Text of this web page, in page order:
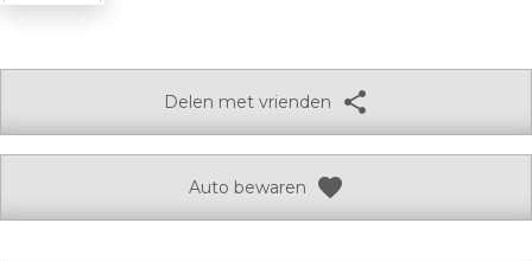
Delen met vrienden share
Auto bewaren favorite